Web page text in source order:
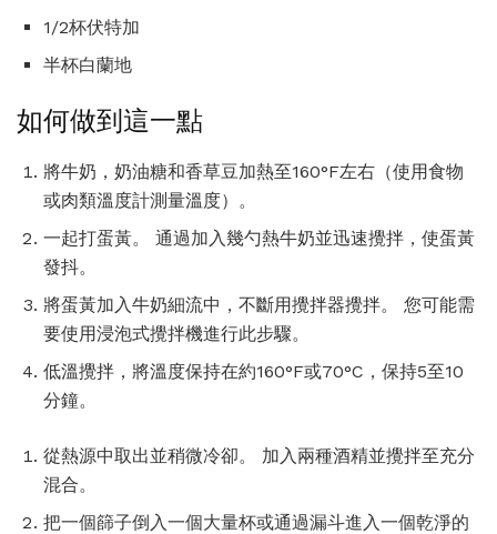
1/2杯伏特加
半杯白蘭地
如何做到這一點
將牛奶，奶油糖和香草豆加熱至160°F左右（使用食物
或肉類溫度計測量溫度）。
一起打蛋黃。 通過加入幾勺熱牛奶並迅速攪拌，使蛋黃
發抖。
將蛋黃加入牛奶細流中，不斷用攪拌器攪拌。 您可能需
要使用浸泡式攪拌機進行此步驟。
低溫攪拌，將溫度保持在約160°F或70°C，保持5至10
分鐘。
從熱源中取出並稍微冷卻。 加入兩種酒精並攪拌至充分
混合。
把一個篩子倒入一個大量杯或通過漏斗進入一個乾淨的